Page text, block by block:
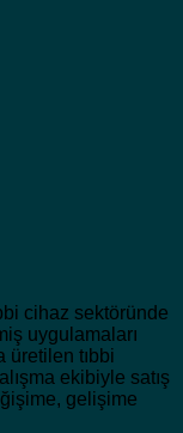
cihaz sektöründe
uygulamaları
üretilen tıbbi
ekibiyle satış
gelişime